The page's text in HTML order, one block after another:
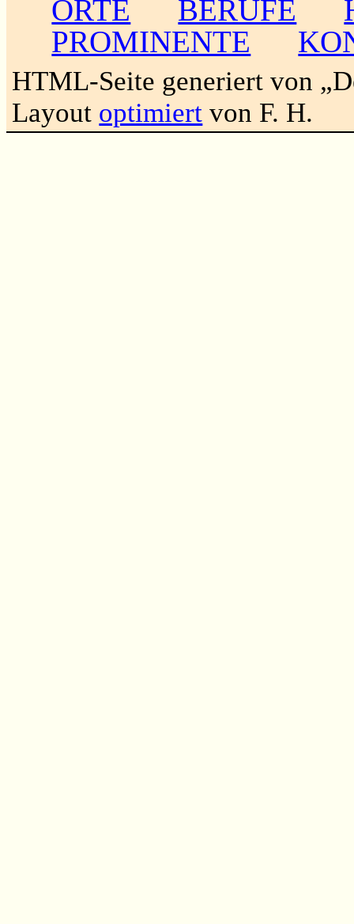
ORTE BERUFE
PROMINENTE
HTML-Seite generiert von
Layout optimiert von F. H.